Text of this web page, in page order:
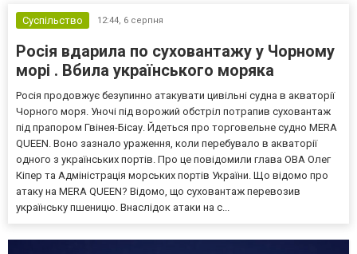
Суспільство 12:44, 6 серпня
Росія вдарила по суховантажу у Чорному
морі . Вбила українського моряка
Росія продовжує безупинно атакувати цивільні судна в акваторії
Чорного моря. Уночі під ворожий обстріл потрапив суховантаж
під прапором Гвінея-Бісау. Йдеться про торговельне судно MERA
QUEEN. Воно зазнало ураження, коли перебувало в акваторії
одного з українських портів. Про це повідомили глава ОВА Олег
Кіпер та Адміністрація морських портів України. Що відомо про
атаку на MERA QUEEN? Відомо, що суховантаж перевозив
українську пшеницю. Внаслідок атаки на с...